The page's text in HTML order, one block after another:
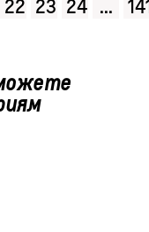
22 23 24 ...